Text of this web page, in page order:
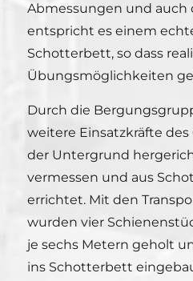
Abmessungen und auch
entspricht es einem
Schotterbett, so dass
Übungsmöglichkeiten
Durch die
weitere Einsatzkräfte
der Untergrund
vermessen und aus
errichtet. Mit den
wurden vier
je sechs Metern geholt
ins Schotterbett